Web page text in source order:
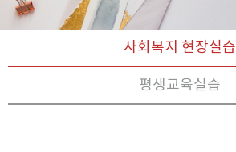
사회복지 현장실습
평생교육실습